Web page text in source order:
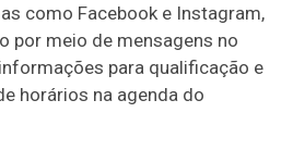
como Facebook e Instagram,
por meio de mensagens no
para qualificação e
horários na agenda do